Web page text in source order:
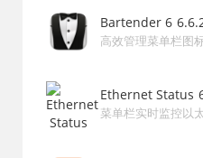
"作为免费菜单栏图标控制
助我保持桌面整洁。"
"可靠的替代品，自定义选
—— Emily Davis（
"菜单栏管理神器，常年使
Bartender 6
Ethernet Status